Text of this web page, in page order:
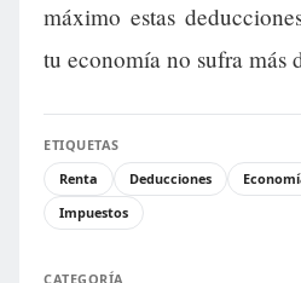
máximo estas
tu economía no sufra más
ETIQUETAS
Renta
Deducciones
Impuestos
CATEGORÍA